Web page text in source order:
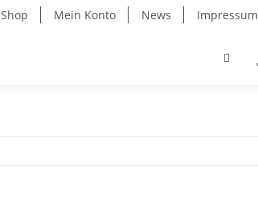
Shop Mein Konto News Impressum